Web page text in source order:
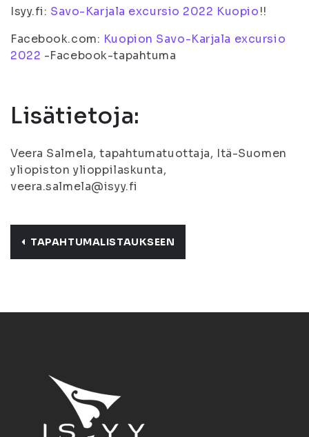
Isyy.fi: Savo-Karjala excursio 2022 Kuopio!!
Facebook.com: Kuopion Savo-Karjala excursio
2022 -Facebook-tapahtuma
Lisätietoja:
Veera Salmela, tapahtumatuottaja, Itä-Suomen
yliopiston ylioppilaskunta,
veera.salmela@isyy.fi
TAPAHTUMALISTAUKSEEN